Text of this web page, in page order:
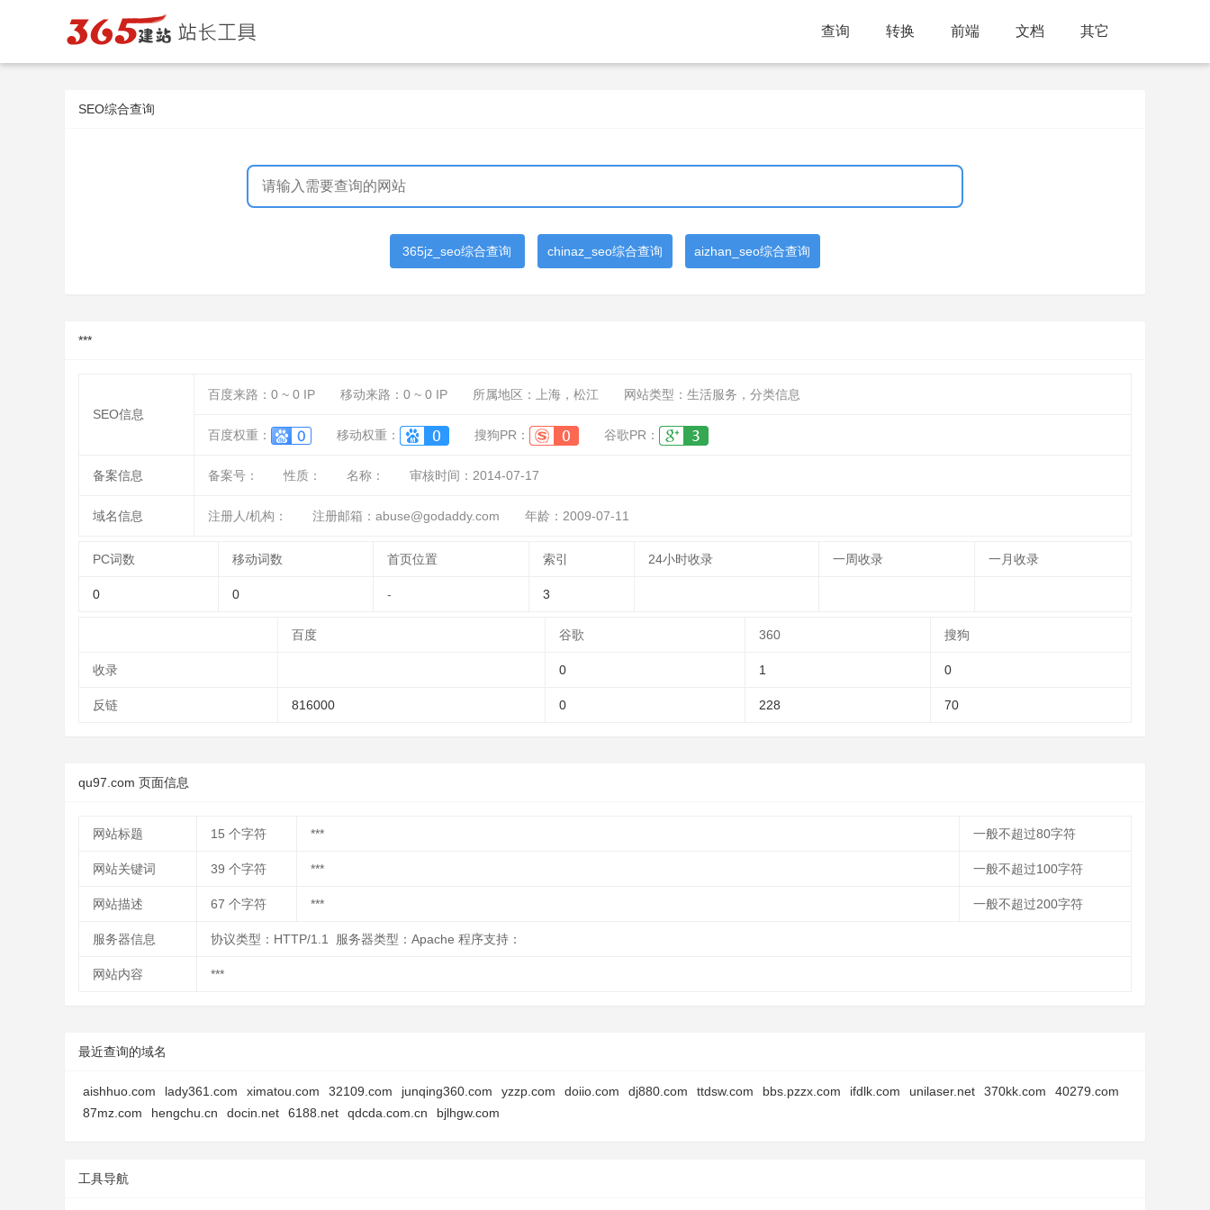
查询 转换 前端 文档 其它
SEO综合查询
365jz_seo综合查询 chinaz_seo综合查询 aizhan_seo综合查询
***
SEO信息
百度来路： 0 ~ 0 IP 移动来路： 0 ~ 0 IP 所属地区：上海，松江 网站类型：生活服务，分类信息
百度权重： 移动权重： 搜狗PR： 谷歌PR：
备案信息 备案号： 性质： 名称： 审核时间： 2014-07-17
域名信息 注册人/机构： 注册邮箱：abuse@godaddy.com 年龄：2009-07-11
PC词数 移动词数 首页位置 索引 24小时收录 一周收录 一月收录
0 0 - 3
百度 谷歌 360 搜狗
收录 0 1 0
反链 816000 0 228 70
qu97.com 页面信息
网站标题 15 个字符 *** 一般不超过80字符
网站关键词 39 个字符 *** 一般不超过100字符
网站描述 67 个字符 *** 一般不超过200字符
服务器信息 协议类型：HTTP/1.1 服务器类型：Apache 程序支持：
网站内容 ***
最近查询的域名
aishhuo.com lady361.com ximatou.com 32109.com junqing360.com yzzp.com doiio.com dj880.com ttdsw.com bbs.pzzx.com ifdlk.com unilaser.net 370kk.com
40279.com
87mz.com
hengchu.cn docin.net 6188.net qdcda.com.cn bjlhgw.com
工具导航